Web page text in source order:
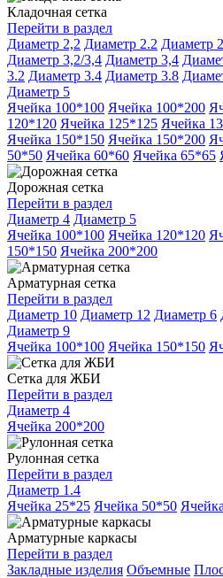
Кладочная сетка
Перейти в раздел
Диаметр 2,2 Диаметр 2.2 Диаметр
Диаметр 3,2/3,4 Диаметр 3,4
3.2 Диаметр 3.4 Диаметр 3.8
Диаметр 5
Ячейка 100*100 Ячейка 100*200
120*120 Ячейка 125*125 Ячейка
Ячейка 150*150 Ячейка 150*200
50*50 Ячейка 60*60 Ячейка 65*65
Дорожная сетка
Перейти в раздел
Диаметр 4 Диаметр 5
Ячейка 100*100 Ячейка 120*120
150*150 Ячейка 200*200
Арматурная сетка
Перейти в раздел
Диаметр 10 Диаметр 12 Диаметр 6
Диаметр 9
Ячейка 100*100 Ячейка 150*150
Сетка для ЖБИ
Перейти в раздел
Диаметр 4
Ячейка 200*200
Рулонная сетка
Перейти в раздел
Диаметр 1.4
Ячейка 25*25 Ячейка 50*50
Арматурные каркасы
Перейти в раздел
Закладные изделия Объемные